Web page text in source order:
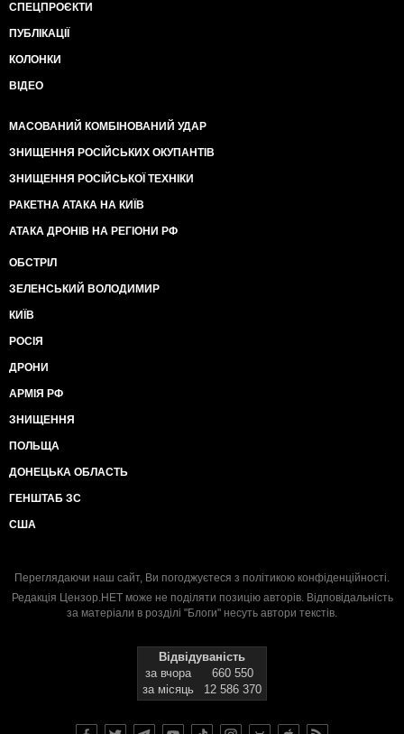
СПЕЦПРОЄКТИ
ПУБЛІКАЦІЇ
КОЛОНКИ
ВІДЕО
МАСОВАНИЙ КОМБІНОВАНИЙ УДАР
ЗНИЩЕННЯ РОСІЙСЬКИХ ОКУПАНТІВ
ЗНИЩЕННЯ РОСІЙСЬКОЇ ТЕХНІКИ
РАКЕТНА АТАКА НА КИЇВ
АТАКА ДРОНІВ НА РЕГІОНИ РФ
ОБСТРІЛ
ЗЕЛЕНСЬКИЙ ВОЛОДИМИР
КИЇВ
РОСІЯ
ДРОНИ
АРМІЯ РФ
ЗНИЩЕННЯ
ПОЛЬЩА
ДОНЕЦЬКА ОБЛАСТЬ
ГЕНШТАБ ЗС
США
Переглядаючи наш сайт, Ви погоджуєтеся з політикою конфіденційності.
Редакція Цензор.НЕТ може не поділяти позицію авторів. Відповідальність
за матеріали в розділі "Блоги" несуть автори текстів.
Відвідуваність
за вчора
660 550
за місяць
12 586 370